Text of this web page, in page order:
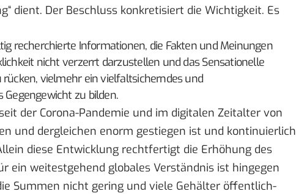
dient. Der Beschluss konkretisiert die Wichtigkeit. Es
recherchierte Informationen, die Fakten und Meinungen
nicht verzerrt darzustellen und das Sensationelle
vielmehr ein vielfaltsicherndes und
zu bilden.
der Corona-Pandemie und im digitalen Zeitalter von
und dergleichen enorm gestiegen ist und kontinuierlich
diese Entwicklung rechtfertigt die Erhöhung des
ein weitestgehend globales Verständnis ist hingegen
Summen nicht gering und viele Gehälter öffentlich-